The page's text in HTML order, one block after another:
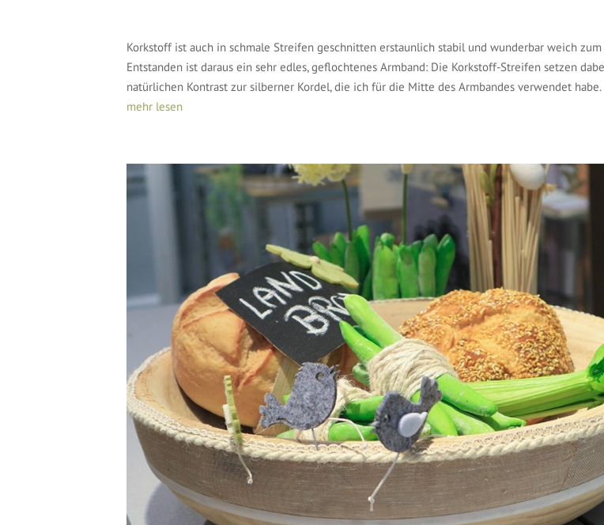
Korkstoff ist auch in schmale Streifen geschnitten erstaunlich stabil und wunderbar weich
Entstanden ist daraus ein sehr edles, geflochtenes Armband: Die Korkstoff-Streifen setzen
natürlichen Kontrast zur silberner Kordel, die ich für die Mitte des Armbandes verwendet habe.
mehr lesen